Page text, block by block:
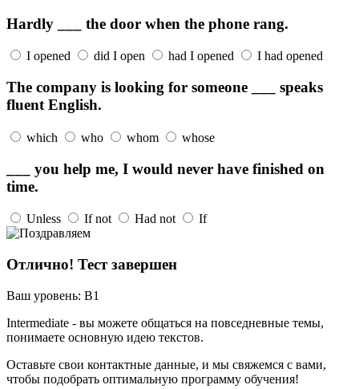
Hardly ___ the door when the phone rang.
I opened did I open had I opened I had opened
The company is looking for someone ___ speaks
fluent English.
which who whom whose
___ you help me, I would never have finished on
time.
Unless If not Had not If
Отлично! Тест завершен
Ваш уровень: B1
Intermediate - вы можете общаться на повседневные темы,
понимаете основную идею текстов.
Оставьте свои контактные данные, и мы свяжемся с вами,
чтобы подобрать оптимальную программу обучения!